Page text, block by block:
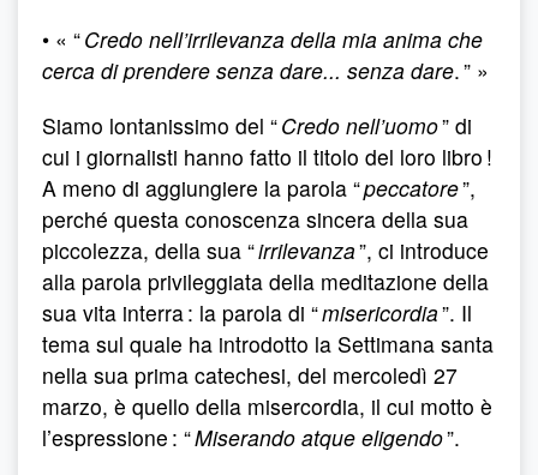
• « “Credo nell’irrilevanza della mia anima che
cerca di prendere senza dare... senza dare. ” »
Siamo lontanissimo del “Credo nell’uomo” di
cui i giornalisti hanno fatto il titolo del loro libro !
A meno di aggiungiere la parola “peccatore”,
perché questa conoscenza sincera della sua
piccolezza, della sua “irrilevanza”, ci introduce
alla parola privileggiata della meditazione della
sua vita interra : la parola di “misericordia”. Il
tema sul quale ha introdotto la Settimana santa
nella sua prima catechesi, del mercoledì 27
marzo, è quello della misercordia, il cui motto è
l’espressione : “Miserando atque eligendo”.